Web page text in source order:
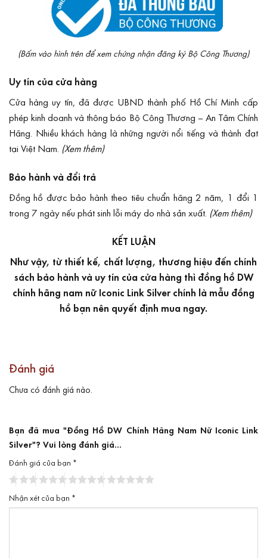
(Bấm vào hình trên để xem chứng nhận đăng ký Bộ Công Thương)
Uy tín của cửa hàng
Cửa hàng uy tín, đã được UBND thành phố Hồ Chí Minh cấp
phép kinh doanh và thông báo Bộ Công Thương – An Tâm Chính
Hãng. Nhiều khách hàng là những người nổi tiếng và thành đạt
tại Việt Nam. (Xem thêm)
Bảo hành và đổi trả
Đồng hồ được bảo hành theo tiêu chuẩn hãng 2 năm, 1 đổi 1
trong 7 ngày nếu phát sinh lỗi máy do nhà sản xuất. (Xem thêm)
KẾT LUẬN
Như vậy, từ thiết kế, chất lượng, thương hiệu đến chính
sách bảo hành và uy tín của cửa hàng thì đồng hồ DW
chính hãng nam nữ Iconic Link Silver chính là mẫu đồng
hồ bạn nên quyết định mua ngay.
Đánh giá
Chưa có đánh giá nào.
Bạn đã mua "Đồng Hồ DW Chính Hãng Nam Nữ Iconic Link
Silver"? Vui lòng đánh giá...
Đánh giá của bạn *
Nhận xét của bạn *